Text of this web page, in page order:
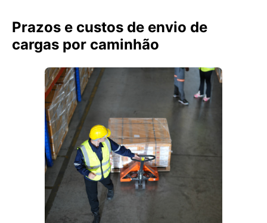
Prazos e custos de envio de
cargas por caminhão